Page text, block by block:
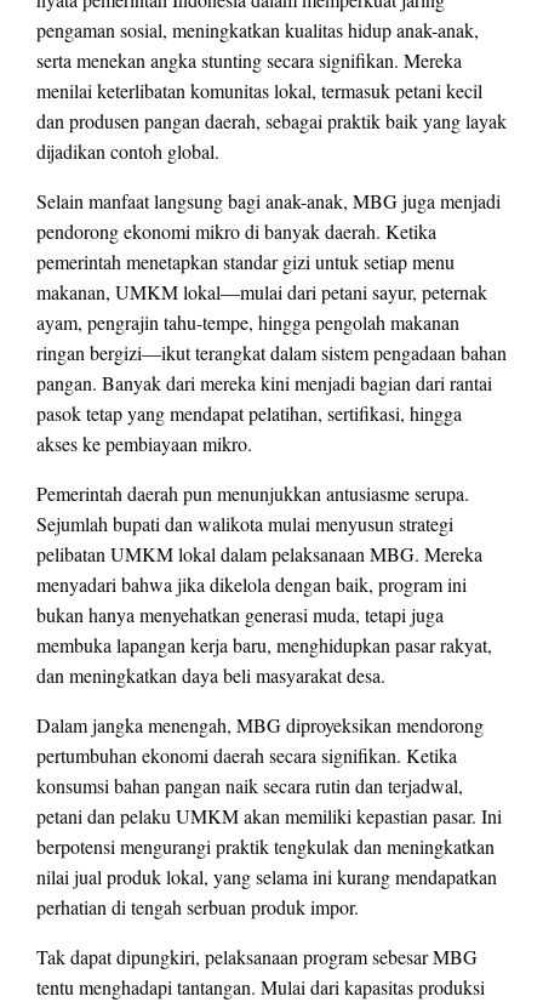
pengaman sosial, meningkatkan kualitas hidup anak-anak,
serta menekan angka stunting secara signifikan. Mereka
menilai keterlibatan komunitas lokal, termasuk petani kecil
dan produsen pangan daerah, sebagai praktik baik yang layak
dijadikan contoh global.
Selain manfaat langsung bagi anak-anak, MBG juga menjadi
pendorong ekonomi mikro di banyak daerah. Ketika
pemerintah menetapkan standar gizi untuk setiap menu
makanan, UMKM lokal—mulai dari petani sayur, peternak
ayam, pengrajin tahu-tempe, hingga pengolah makanan
ringan bergizi—ikut terangkat dalam sistem pengadaan bahan
pangan. Banyak dari mereka kini menjadi bagian dari rantai
pasok tetap yang mendapat pelatihan, sertifikasi, hingga
akses ke pembiayaan mikro.
Pemerintah daerah pun menunjukkan antusiasme serupa.
Sejumlah bupati dan walikota mulai menyusun strategi
pelibatan UMKM lokal dalam pelaksanaan MBG. Mereka
menyadari bahwa jika dikelola dengan baik, program ini
bukan hanya menyehatkan generasi muda, tetapi juga
membuka lapangan kerja baru, menghidupkan pasar rakyat,
dan meningkatkan daya beli masyarakat desa.
Dalam jangka menengah, MBG diproyeksikan mendorong
pertumbuhan ekonomi daerah secara signifikan. Ketika
konsumsi bahan pangan naik secara rutin dan terjadwal,
petani dan pelaku UMKM akan memiliki kepastian pasar. Ini
berpotensi mengurangi praktik tengkulak dan meningkatkan
nilai jual produk lokal, yang selama ini kurang mendapatkan
perhatian di tengah serbuan produk impor.
Tak dapat dipungkiri, pelaksanaan program sebesar MBG
tentu menghadapi tantangan. Mulai dari kapasitas produksi